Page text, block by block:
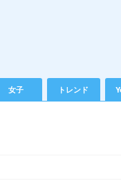
女子 トレンド